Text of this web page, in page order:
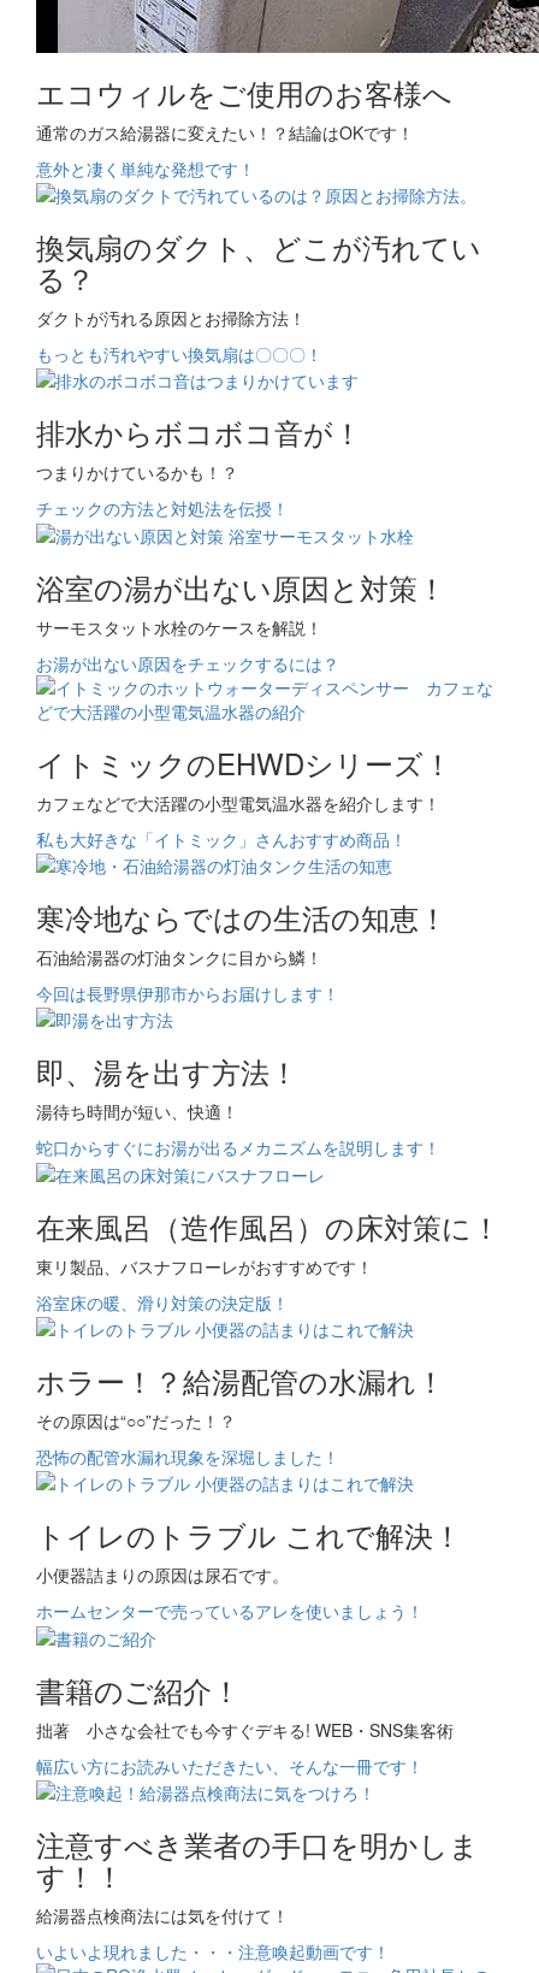
エコウィルをご使用のお客様へ
通常のガス給湯器に変えたい！？結論はOKです！
意外と凄く単純な発想です！
換気扇のダクト、どこが汚れてい
る？
ダクトが汚れる原因とお掃除方法！
もっとも汚れやすい換気扇は〇〇〇！
排水からボコボコ音が！
つまりかけているかも！？
チェックの方法と対処法を伝授！
浴室の湯が出ない原因と対策！
サーモスタット水栓のケースを解説！
お湯が出ない原因をチェックするには？
イトミックのEHWDシリーズ！
カフェなどで大活躍の小型電気温水器を紹介します！
私も大好きな「イトミック」さんおすすめ商品！
寒冷地ならではの生活の知恵！
石油給湯器の灯油タンクに目から鱗！
今回は長野県伊那市からお届けします！
即、湯を出す方法！
湯待ち時間が短い、快適！
蛇口からすぐにお湯が出るメカニズムを説明します！
在来風呂（造作風呂）の床対策に！
東リ製品、バスナフローレがおすすめです！
浴室床の暖、滑り対策の決定版！
ホラー！？給湯配管の水漏れ！
その原因は“○○”だった！？
恐怖の配管水漏れ現象を深堀しました！
トイレのトラブル これで解決！
小便器詰まりの原因は尿石です。
ホームセンターで売っているアレを使いましょう！
書籍のご紹介！
拙著 小さな会社でも今すぐデキる! WEB・SNS集客術
幅広い方にお読みいただきたい、そんな一冊です！
注意すべき業者の手口を明かしま
す！！
給湯器点検商法には気を付けて！
いよいよ現れました・・・注意喚起動画です！